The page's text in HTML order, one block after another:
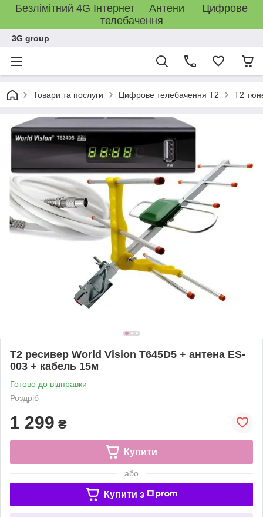
Безлімітний 4G Інтернет Антени Цифрове
телебачення
3G group
Товари та послуги Цифрове телебачення T2 T2
Т2 ресивер World Vision T645D5 + антена ES-
003 + кабель 15м
Готово до відправки
Роздріб
1 299 ₴
Купити
або
Купити з